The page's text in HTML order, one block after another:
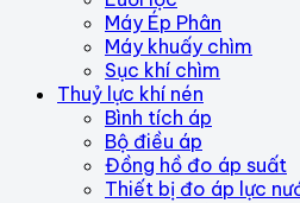
Máy Ép Phân
Máy khuấy chìm
Sục khí chìm
Thuỷ lực khí nén
Bình tích áp
Bộ điều áp
Đồng hồ đo áp suất
Thiết bị đo áp lực